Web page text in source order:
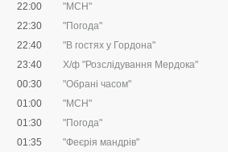
22:00
"МСН"
22:30
"Погода"
22:40
"В гостях у Гордона"
23:40
Х/ф "Розслідування Мердока"
00:30
"Обрані часом"
01:00
"МСН"
01:30
"Погода"
01:35
"Феєрія мандрів"